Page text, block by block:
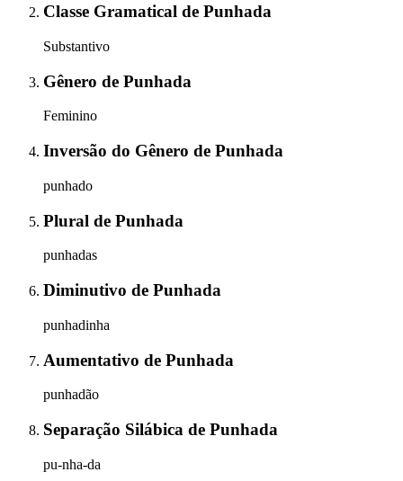
Classe Gramatical de Punhada
Substantivo
Gênero de Punhada
Feminino
Inversão do Gênero de Punhada
punhado
Plural de Punhada
punhadas
Diminutivo de Punhada
punhadinha
Aumentativo de Punhada
punhadão
Separação Silábica de Punhada
pu-nha-da